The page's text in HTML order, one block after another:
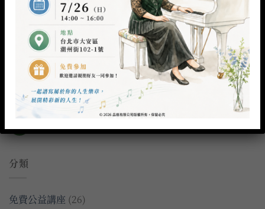
決定，才是改變的開始。
一個人的天賦，是什麼決定的呢？
7 月
什麼是戴尼提？｜來自國際巨星的現身說法
08
7 月
什麼樣的人一文不值呢？｜倫敦人類問題大會
分類
免費公益講座 (26)